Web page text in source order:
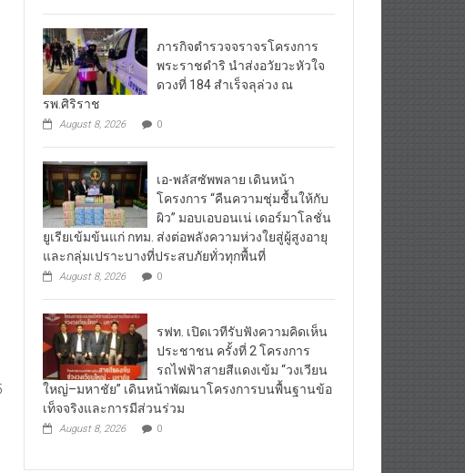
ภารกิจตำรวจจราจรโครงการ
พระราชดำริ นำส่งอวัยวะหัวใจ
ดวงที่ 184 สำเร็จลุล่วง ณ
รพ.ศิริราช
โครงการ “คืนความชุ่มชื้นให้กับ
ผิว” มอบเอบอนเน่ เดอร์มาโลชั่น
ยูเรียเข้มข้นแก่ กทม. ส่งต่อพลังความห่วงใยสู่ผู้สูงอายุ
และกลุ่มเปราะบางที่ประสบภัยทั่วทุกพื้นที่
August 8, 2026
รฟท. เปิดเวทีรับฟังความคิดเห็น
ประชาชน ครั้งที่ 2 โครงการ
รถไฟฟ้าสายสีแดงเข้ม “วงเวียน
ใหญ่–มหาชัย” เดินหน้าพัฒนาโครงการบนพื้นฐานข้อ
เท็จจริงและการมีส่วนร่วม